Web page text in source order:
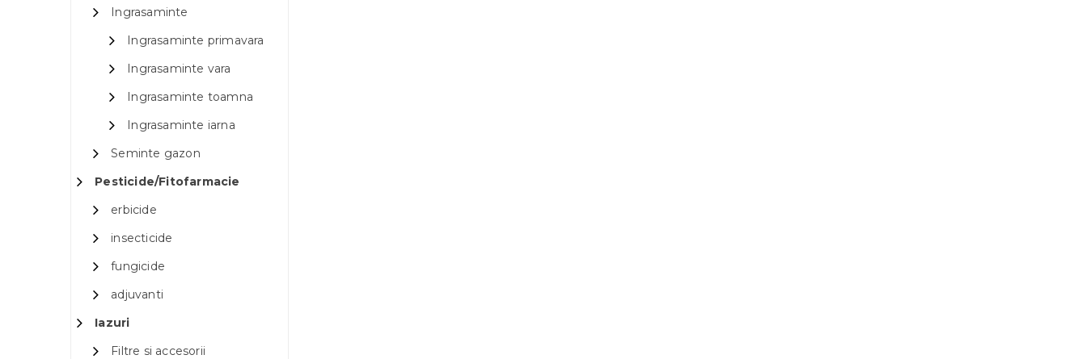
Ingrasaminte
Ingrasaminte primavara
Ingrasaminte vara
Ingrasaminte toamna
Ingrasaminte iarna
Seminte gazon
Pesticide/Fitofarmacie
erbicide
insecticide
fungicide
adjuvanti
Iazuri
Filtre si accesorii